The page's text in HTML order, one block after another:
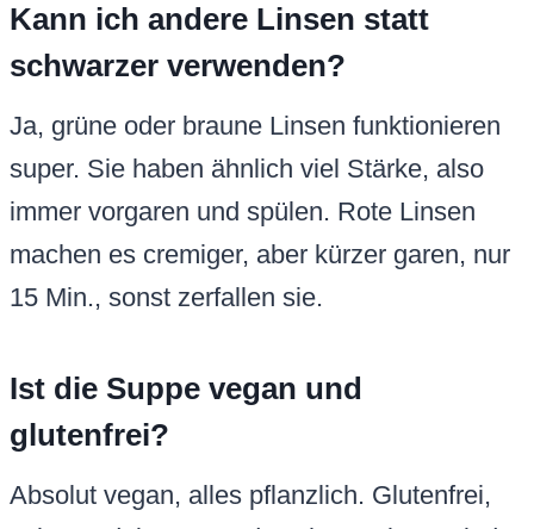
Kann ich andere Linsen statt
schwarzer verwenden?
Ja, grüne oder braune Linsen funktionieren
super. Sie haben ähnlich viel Stärke, also
immer vorgaren und spülen. Rote Linsen
machen es cremiger, aber kürzer garen, nur
15 Min., sonst zerfallen sie.
Ist die Suppe vegan und
glutenfrei?
Absolut vegan, alles pflanzlich. Glutenfrei,